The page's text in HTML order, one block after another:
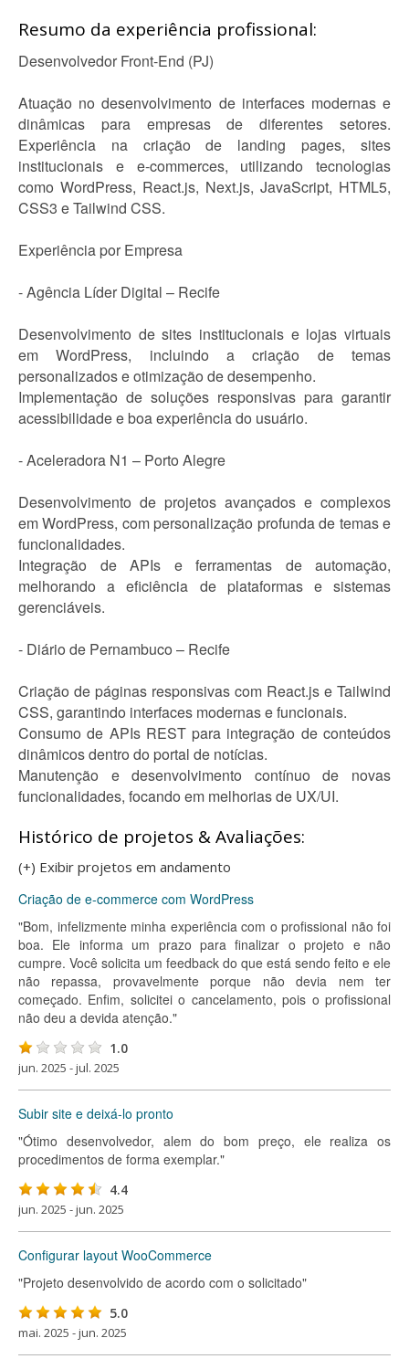
Resumo da experiência profissional:
Desenvolvedor Front-End (PJ)
Atuação no desenvolvimento de interfaces modernas e
dinâmicas para empresas de diferentes setores.
Experiência na criação de landing pages, sites
institucionais e e-commerces, utilizando tecnologias
como WordPress, React.js, Next.js, JavaScript, HTML5,
CSS3 e Tailwind CSS.
Experiência por Empresa
- Agência Líder Digital – Recife
Desenvolvimento de sites institucionais e lojas virtuais
em WordPress, incluindo a criação de temas
personalizados e otimização de desempenho.
Implementação de soluções responsivas para garantir
acessibilidade e boa experiência do usuário.
- Aceleradora N1 – Porto Alegre
Desenvolvimento de projetos avançados e complexos
em WordPress, com personalização profunda de temas e
funcionalidades.
Integração de APIs e ferramentas de automação,
melhorando a eficiência de plataformas e sistemas
gerenciáveis.
- Diário de Pernambuco – Recife
Criação de páginas responsivas com React.js e Tailwind
CSS, garantindo interfaces modernas e funcionais.
Consumo de APIs REST para integração de conteúdos
dinâmicos dentro do portal de notícias.
Manutenção e desenvolvimento contínuo de novas
funcionalidades, focando em melhorias de UX/UI.
Histórico de projetos & Avaliações:
(+) Exibir projetos em andamento
Criação de e-commerce com WordPress
"Bom, infelizmente minha experiência com o profissional não foi
boa. Ele informa um prazo para finalizar o projeto e não
cumpre. Você solicita um feedback do que está sendo feito e ele
não repassa, provavelmente porque não devia nem ter
começado. Enfim, solicitei o cancelamento, pois o profissional
não deu a devida atenção."
1.0
jun. 2025 - jul. 2025
Subir site e deixá-lo pronto
"Ótimo desenvolvedor, alem do bom preço, ele realiza os
procedimentos de forma exemplar."
4.4
jun. 2025 - jun. 2025
Configurar layout WooCommerce
"Projeto desenvolvido de acordo com o solicitado"
5.0
mai. 2025 - jun. 2025